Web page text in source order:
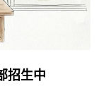
招生中